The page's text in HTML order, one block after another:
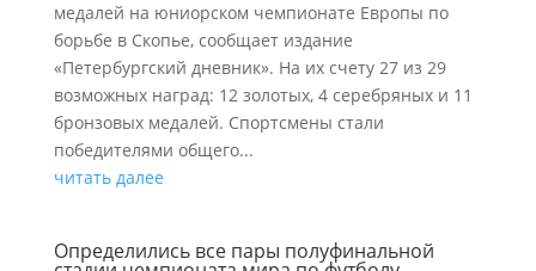
медалей на юниорском чемпионате Европы по
борьбе в Скопье, сообщает издание
«Петербургский дневник». На их счету 27 из 29
возможных наград: 12 золотых, 4 серебряных и 11
бронзовых медалей. Спортсмены стали
победителями общего...
читать далее
Определились все пары полуфинальной